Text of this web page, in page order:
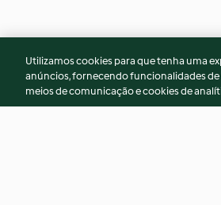
Utilizamos cookies para que tenha uma
anúncios, fornecendo funcionalidades de
meios de comunicação e cookies de